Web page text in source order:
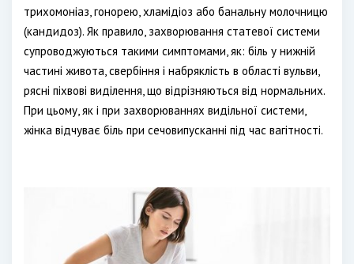
трихомоніаз, гонорею, хламідіоз або банальну молочницю
(кандидоз). Як правило, захворювання статевої системи
супроводжуються такими симптомами, як: біль у нижній
частині живота, свербіння і набряклість в області вульви,
рясні піхвові виділення, що відрізняються від нормальних.
При цьому, як і при захворюваннях видільної системи,
жінка відчуває біль при сечовипусканні під час вагітності.